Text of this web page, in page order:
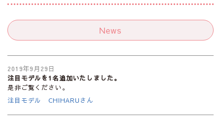
News
2019年9月29日
注目モデルを1名追加いたしました。
是非ご覧ください。
注目モデル CHIHARUさん